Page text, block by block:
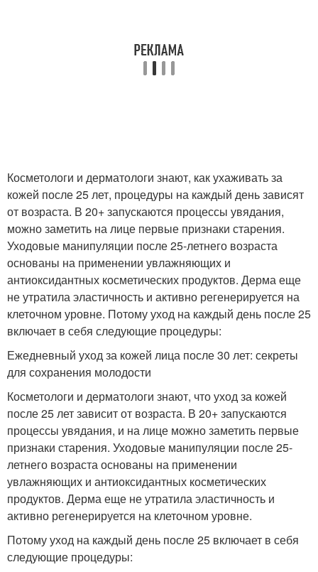
Косметологи и дерматологи знают, как ухаживать за
кожей после 25 лет, процедуры на каждый день зависят
от возраста. В 20+ запускаются процессы увядания,
можно заметить на лице первые признаки старения.
Уходовые манипуляции после 25-летнего возраста
основаны на применении увлажняющих и
антиоксидантных косметических продуктов. Дерма еще
не утратила эластичность и активно регенерируется на
клеточном уровне. Потому уход на каждый день после 25
включает в себя следующие процедуры:
Ежедневный уход за кожей лица после 30 лет: секреты
для сохранения молодости
Косметологи и дерматологи знают, что уход за кожей
после 25 лет зависит от возраста. В 20+ запускаются
процессы увядания, и на лице можно заметить первые
признаки старения. Уходовые манипуляции после 25-
летнего возраста основаны на применении
увлажняющих и антиоксидантных косметических
продуктов. Дерма еще не утратила эластичность и
активно регенерируется на клеточном уровне.
Потому уход на каждый день после 25 включает в себя
следующие процедуры: